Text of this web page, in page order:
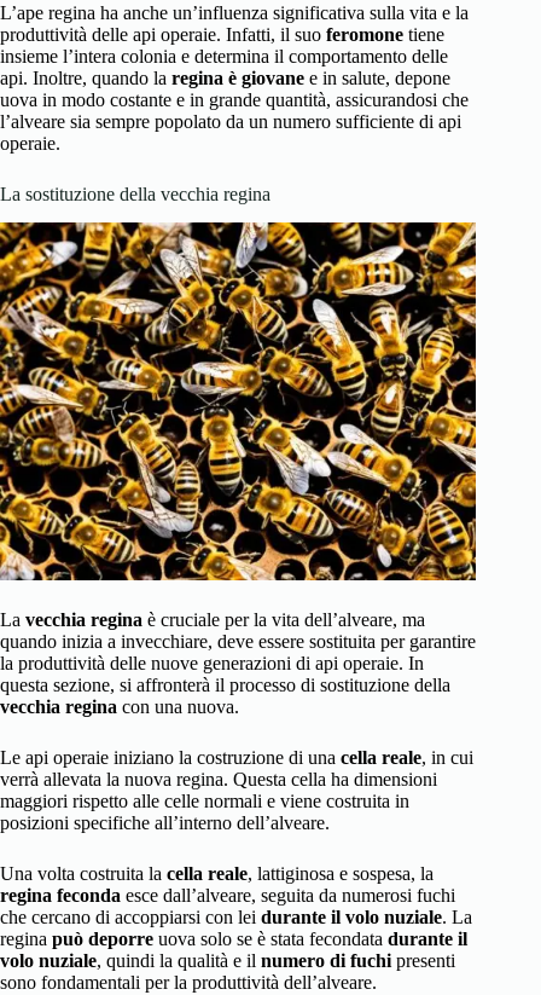
L’ape regina ha anche un’influenza significativa sulla vita e la
produttività delle api operaie. Infatti, il suo feromone tiene
insieme l’intera colonia e determina il comportamento delle
api. Inoltre, quando la regina è giovane e in salute, depone
uova in modo costante e in grande quantità, assicurandosi che
l’alveare sia sempre popolato da un numero sufficiente di api
operaie.
La sostituzione della vecchia regina
La vecchia regina è cruciale per la vita dell’alveare, ma
quando inizia a invecchiare, deve essere sostituita per garantire
la produttività delle nuove generazioni di api operaie. In
questa sezione, si affronterà il processo di sostituzione della
vecchia regina con una nuova.
Le api operaie iniziano la costruzione di una cella reale, in cui
verrà allevata la nuova regina. Questa cella ha dimensioni
maggiori rispetto alle celle normali e viene costruita in
posizioni specifiche all’interno dell’alveare.
Una volta costruita la cella reale, lattiginosa e sospesa, la
regina feconda esce dall’alveare, seguita da numerosi fuchi
che cercano di accoppiarsi con lei durante il volo nuziale. La
regina può deporre uova solo se è stata fecondata durante il
volo nuziale, quindi la qualità e il numero di fuchi presenti
sono fondamentali per la produttività dell’alveare.